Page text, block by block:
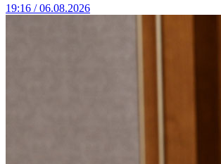
19:16 / 06.08.2026